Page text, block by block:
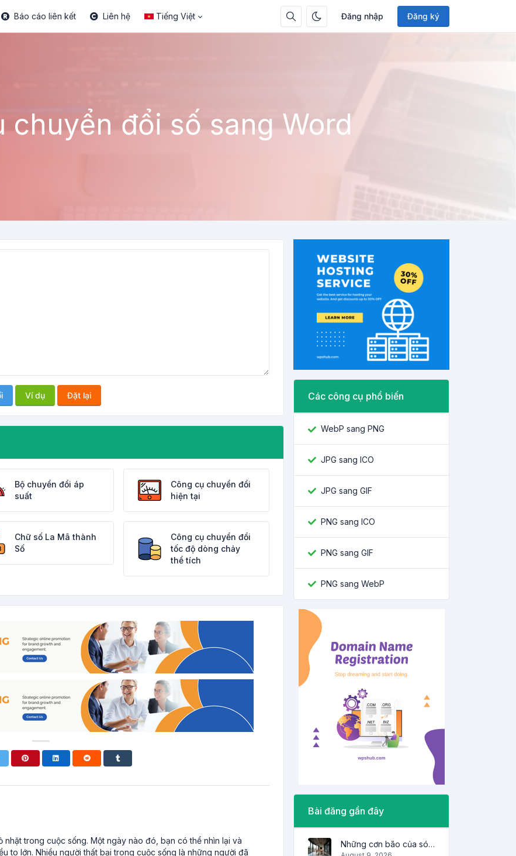
Đăng nhập Đăng ký
Báo cáo liên kết Liên hệ Tiếng Việt
chuyển đổi số sang Word
Ví dụ Đặt lại
Bộ chuyển đổi áp
suất
Công cụ chuyển đổi
hiện tại
Chữ số La Mã thành
Số
Công cụ chuyển đổi
tốc độ dòng chảy
thể tích
nhặt trong cuộc sống. Một ngày nào đó, bạn có thể nhìn lại và
to lớn. Nhiều người thất bại trong cuộc sống là những người đã
Các công cụ phổ biến
WebP sang PNG
JPG sang ICO
JPG sang GIF
PNG sang ICO
PNG sang GIF
PNG sang WebP
Bài đăng gần đây
Những cơn bão của sóng